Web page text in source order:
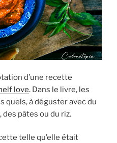
d’une recette
love. Dans le livre, les
quels, à déguster avec du
pâtes ou du riz.
telle qu’elle était